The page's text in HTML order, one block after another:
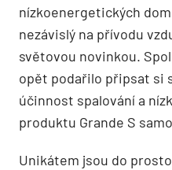
nízkoenergetických
nezávislý na přívodu
světovou novinkou.
opět podařilo připsat si
účinnost spalování a
produktu Grande S
Unikátem jsou do